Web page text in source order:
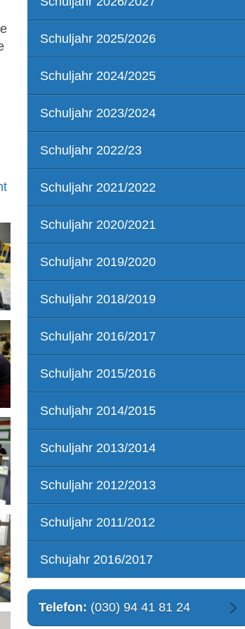
Schuljahr 2025/2026
Schuljahr 2024/2025
Schuljahr 2023/2024
Schuljahr 2022/23
Schuljahr 2021/2022
Schuljahr 2020/2021
Schuljahr 2019/2020
Schuljahr 2018/2019
Schuljahr 2016/2017
Schuljahr 2015/2016
Schuljahr 2014/2015
Schuljahr 2013/2014
Schuljahr 2012/2013
Schuljahr 2011/2012
Schujahr 2016/2017
Telefon: (030) 94 41 81 24